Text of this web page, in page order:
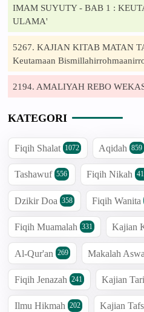
IMAM SUYUTY - BAB 1 :
ULAMA'
5267. KAJIAN KITAB MATAN
Keutamaan
2194. AMALIYAH REBO
KATEGORI
Fiqih Shalat 1072 Aqidah 859
Tashawuf 556 Fiqih Nikah
Dzikir Doa 358 Fiqih Wanita
Fiqih Muamalah 331 Kajian
Al-Qur'an 269 Makalah
Fiqih Jenazah 241 Kajian
Ilmu Hikmah 202 Kajian